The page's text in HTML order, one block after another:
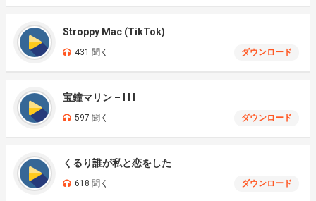
Stroppy Mac (TikTok)
431 聞く ダウンロード
宝鐘マリン – I I I
597 聞く ダウンロード
くるり誰が私と恋をした
618 聞く ダウンロード